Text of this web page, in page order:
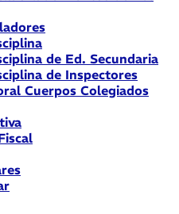
de Ed. Secundaria
de Inspectores
Cuerpos Colegiados